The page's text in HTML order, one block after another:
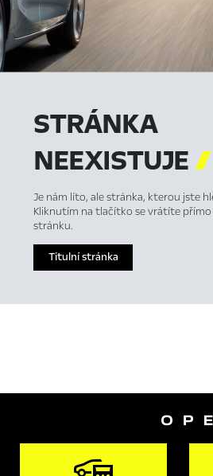
STRÁNKA
NEEXISTUJE
Je nám líto, ale stránka, kterou jste
Kliknutím na tlačítko se vrátíte
stránku.
Titulní stránka
